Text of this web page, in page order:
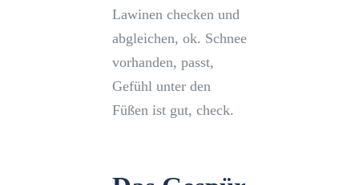
Lawinen checken und
abgleichen, ok. Schnee
vorhanden, passt,
Gefühl unter den
Füßen ist gut, check.